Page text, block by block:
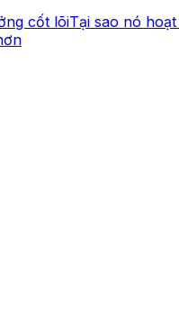
cốt lõiTại sao nó